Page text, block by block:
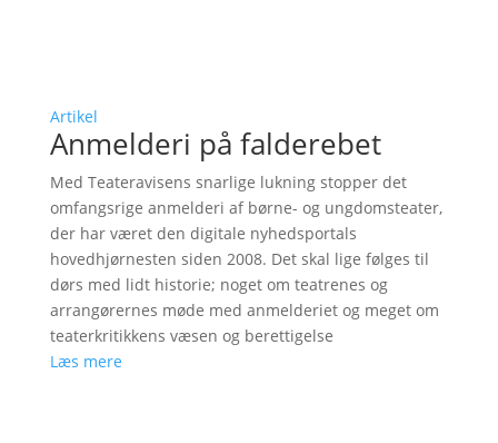
Artikel
Anmelderi på falderebet
Med Teateravisens snarlige lukning stopper det
omfangsrige anmelderi af børne- og ungdomsteater,
der har været den digitale nyhedsportals
hovedhjørnesten siden 2008. Det skal lige følges til
dørs med lidt historie; noget om teatrenes og
arrangørernes møde med anmelderiet og meget om
teaterkritikkens væsen og berettigelse
Læs mere